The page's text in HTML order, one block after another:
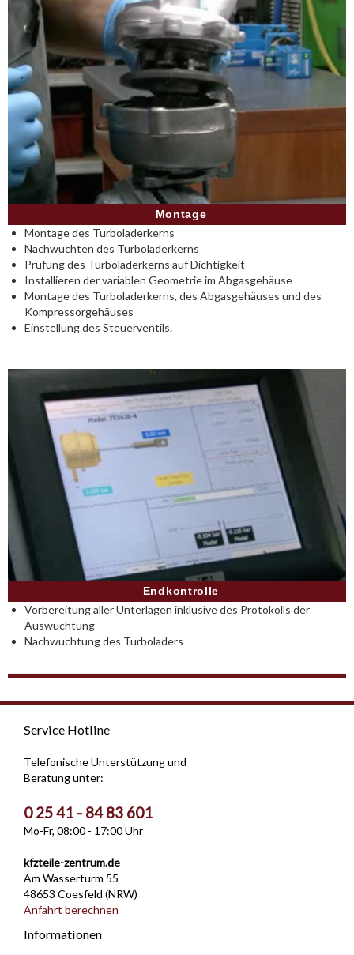
Montage
Montage des Turboladerkerns
Nachwuchten des Turboladerkerns
Prüfung des Turboladerkerns auf Dichtigkeit
Installieren der variablen Geometrie im Abgasgehäuse
Montage des Turboladerkerns, des Abgasgehäuses und des
Kompressorgehäuses
Einstellung des Steuerventils.
Endkontrolle
Vorbereitung aller Unterlagen inklusive des Protokolls der
Auswuchtung
Nachwuchtung des Turboladers
Service Hotline
Telefonische Unterstützung und
Beratung unter:
0 25 41 - 84 83 601
Mo-Fr, 08:00 - 17:00 Uhr
kfzteile-zentrum.de
Am Wasserturm 55
48653 Coesfeld (NRW)
Anfahrt berechnen
Informationen